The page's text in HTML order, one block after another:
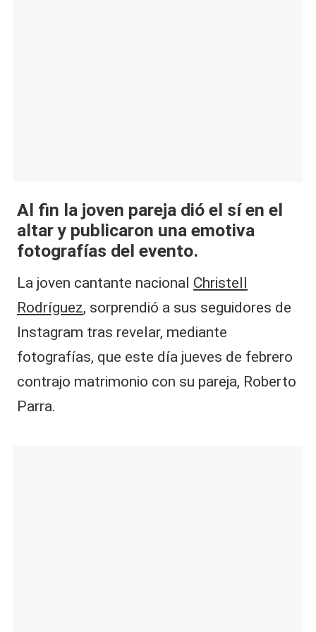
Al fin la joven pareja dió el sí en el
altar y publicaron una emotiva
fotografías del evento.
La joven cantante nacional Christell
Rodríguez, sorprendió a sus seguidores de
Instagram tras revelar, mediante
fotografías, que este día jueves de febrero
contrajo matrimonio con su pareja, Roberto
Parra.